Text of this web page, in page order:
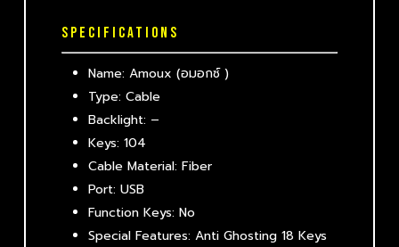
SPECIFICATIONS
Name: Amoux (อมอกซ์ )
Type: Cable
Backlight: –
Keys: 104
Cable Material: Fiber
Port: USB
Function Keys: No
Special Features: Anti Ghosting 18 Keys